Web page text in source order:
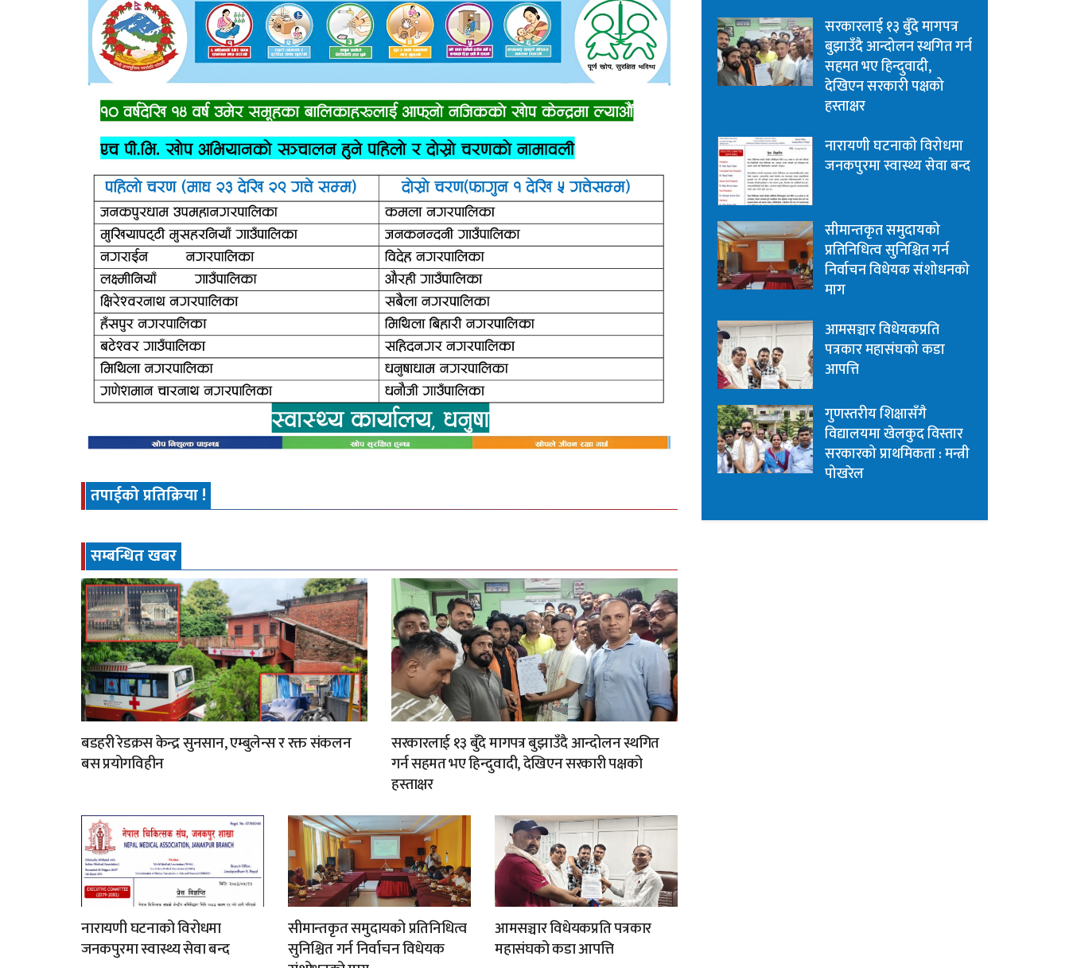
तपाईको प्रतिक्रिया !
सम्बन्धित खबर
बडहरी रेडक्रस केन्द्र सुनसान, एम्बुलेन्स र रक्त संकलन
बस प्रयोगविहीन
सरकारलाई १३ बुँदे मागपत्र बुझाउँदै आन्दोलन स्थगित
गर्न सहमत भए हिन्दुवादी, देखिएन सरकारी पक्षको
हस्ताक्षर
नारायणी घटनाको विरोधमा
जनकपुरमा स्वास्थ्य सेवा बन्द
सीमान्तकृत समुदायको प्रतिनिधित्व
सुनिश्चित गर्न निर्वाचन विधेयक
आमसञ्चार विधेयकप्रति पत्रकार
महासंघको कडा आपत्ति
सरकारलाई १३ बुँदे मागपत्र
बुझाउँदै आन्दोलन स्थगित गर्न
सहमत भए हिन्दुवादी,
देखिएन सरकारी पक्षको
हस्ताक्षर
नारायणी घटनाको विरोधमा
जनकपुरमा स्वास्थ्य सेवा बन्द
सीमान्तकृत समुदायको
प्रतिनिधित्व सुनिश्चित गर्न
निर्वाचन विधेयक संशोधनको
माग
आमसञ्चार विधेयकप्रति
पत्रकार महासंघको कडा
आपत्ति
गुणस्तरीय शिक्षासँगै
विद्यालयमा खेलकुद विस्तार
सरकारको प्राथमिकता : मन्त्री
पोखरेल